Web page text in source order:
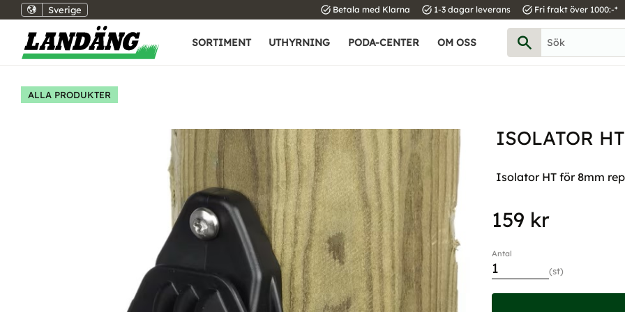
Sverige task_alt Betala med Klarna task_alt 1-3 dagar leverans task_alt Fri frakt över 1000:-*
SORTIMENT UTHYRNING PODA-CENTER OM OSS
ALLA PRODUKTER
ISOLATOR
Isolator HT för 8mm
159 kr
Antal
st